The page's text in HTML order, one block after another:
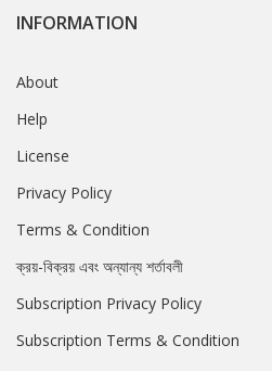
INFORMATION
About
Help
License
Privacy Policy
Terms & Condition
ক্রয়-বিক্রয় এবং অন্যান্য শর্তাবলী
Subscription Privacy Policy
Subscription Terms & Condition